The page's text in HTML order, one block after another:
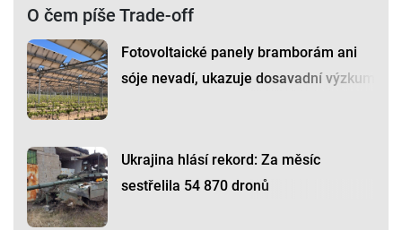
O čem píše Trade-off
Fotovoltaické panely bramborám ani
sóje nevadí, ukazuje dosavadní výzkum
Ukrajina hlásí rekord: Za měsíc
sestřelila 54 870 dronů